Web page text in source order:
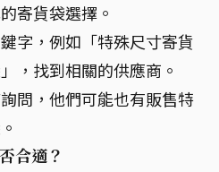
寄貨袋選擇。
字，例如「特殊尺寸寄貨
，找到相關的供應商。
問，他們可能也有販售特
合適？